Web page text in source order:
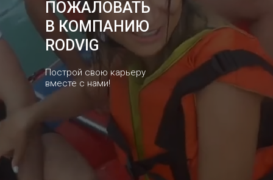
ПОЖАЛОВАТЬ
В КОМПАНИЮ
RODVIG
Построй свою карьеру
вместе с нами!